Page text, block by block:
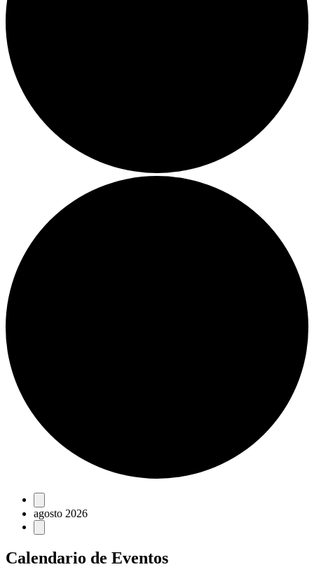
Eventos
agosto 2026
Calendario de Eventos